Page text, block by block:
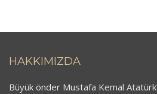
HAKKIMIZDA
Büyük önder Mustafa Kemal